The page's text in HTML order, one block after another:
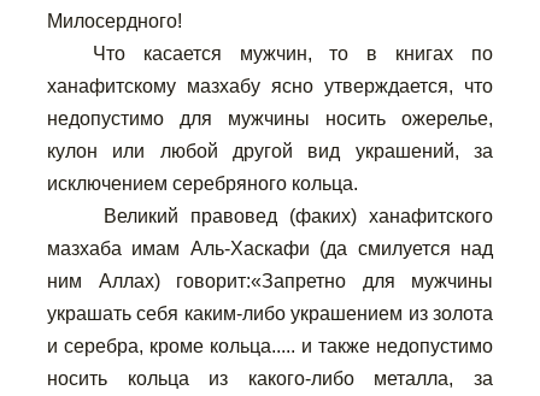
Милосердного!
Что касается мужчин, то в книгах по
ханафитскому мазхабу ясно утверждается, что
недопустимо для мужчины носить ожерелье,
кулон или любой другой вид украшений, за
исключением серебряного кольца.
Великий правовед (факих) ханафитского
мазхаба имам Аль-Хаскафи (да смилуется над
ним Аллах) говорит:«Запретно для мужчины
украшать себя каким-либо украшением из золота
и серебра, кроме кольца..... и также недопустимо
носить кольца из какого-либо металла, за